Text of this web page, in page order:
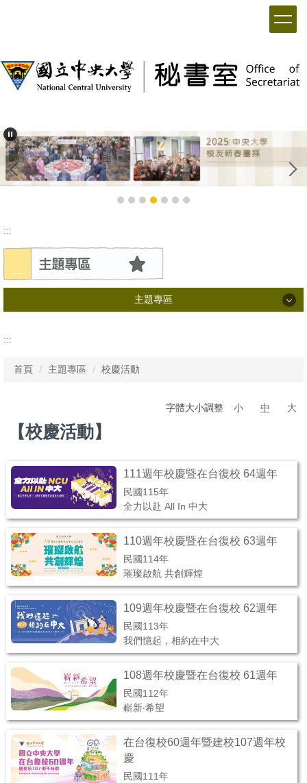
:::
主題專區
校友專區
:::
首頁 主題專區 校慶活動
字體大小調整 小 中 大
【校慶活動】
111週年校慶暨在台復校 64週年
民國115年
全力以赴 All In 中大
110週年校慶暨在台復校 63週年
民國114年
璀璨啟航 共創輝煌
109週年校慶暨在台復校 62週年
民國113年
我們憶起，相約在中大
108週年校慶暨在台復校 61週年
民國112年
嶄新‧希望
在台復校60週年暨建校107週年校
慶
民國111年